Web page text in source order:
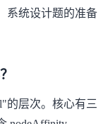
系统设计题的准备
的层次。核心有三